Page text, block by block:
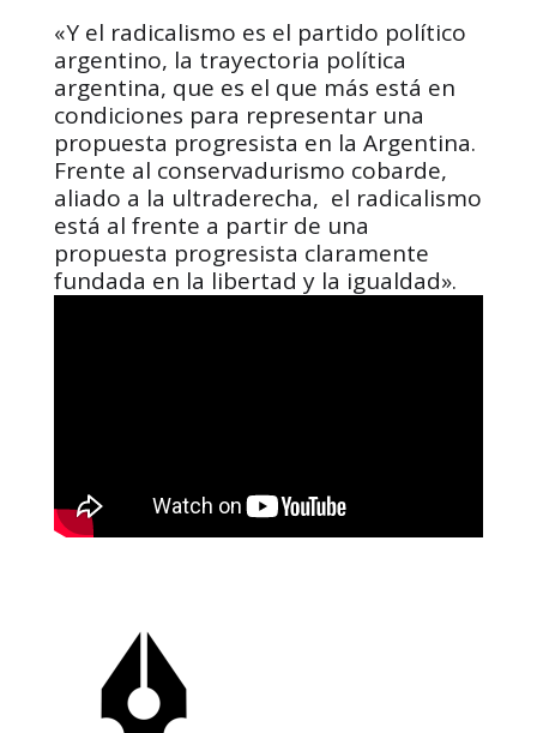
«Y el radicalismo es el partido político
argentino, la trayectoria política
argentina, que es el que más está en
condiciones para representar una
propuesta progresista en la Argentina.
Frente al conservadurismo cobarde,
aliado a la ultraderecha, el radicalismo
está al frente a partir de una
propuesta progresista claramente
fundada en la libertad y la igualdad».